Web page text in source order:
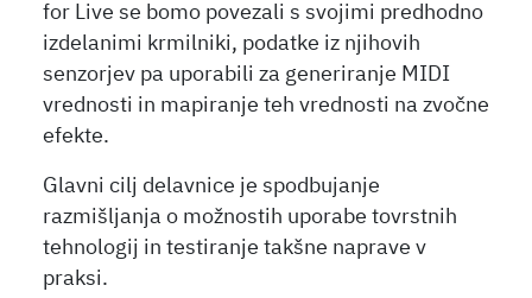
for Live se bomo povezali s svojimi predhodno
izdelanimi krmilniki, podatke iz njihovih
senzorjev pa uporabili za generiranje MIDI
vrednosti in mapiranje teh vrednosti na zvočne
efekte.
Glavni cilj delavnice je spodbujanje
razmišljanja o možnostih uporabe tovrstnih
tehnologij in testiranje takšne naprave v
praksi.